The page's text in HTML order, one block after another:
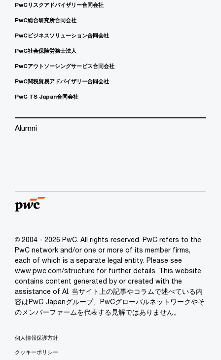
PwCリスクアドバイザリー合同会社
PwC総合研究所合同会社
PwCビジネスソリューション合同会社
PwC社会保険労務士法人
PwCアウトソーシングサービス合同会社
PwC関税貿易アドバイザリー合同会社
PwC TS Japan合同会社
Alumni
© 2004 - 2026 PwC. All rights reserved. PwC refers to the
PwC network and/or one or more of its member firms,
each of which is a separate legal entity. Please see
www.pwc.com/structure for further details. This website
contains content generated by or created with the
assistance of AI. 当サイト上の記事やコラムで述べている内
容はPwC Japanグループ、PwCグローバルネットワークやそ
のメンバーファームを代表する見解ではありません。
個人情報保護方針
クッキーポリシー